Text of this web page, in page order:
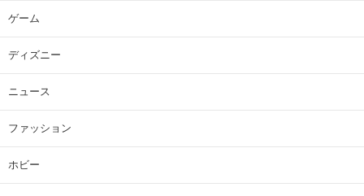
ゲーム
ディズニー
ニュース
ファッション
ホビー